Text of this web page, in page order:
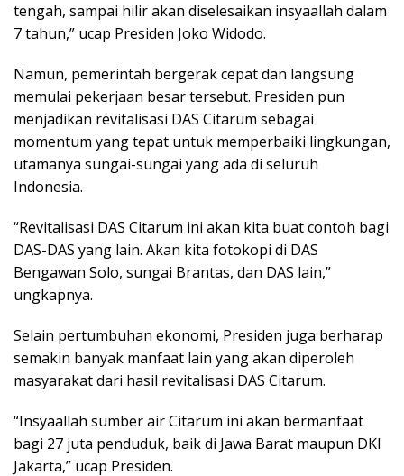
tengah, sampai hilir akan diselesaikan insyaallah dalam
7 tahun,” ucap Presiden Joko Widodo.
Namun, pemerintah bergerak cepat dan langsung
memulai pekerjaan besar tersebut. Presiden pun
menjadikan revitalisasi DAS Citarum sebagai
momentum yang tepat untuk memperbaiki lingkungan,
utamanya sungai-sungai yang ada di seluruh
Indonesia.
“Revitalisasi DAS Citarum ini akan kita buat contoh bagi
DAS-DAS yang lain. Akan kita fotokopi di DAS
Bengawan Solo, sungai Brantas, dan DAS lain,”
ungkapnya.
Selain pertumbuhan ekonomi, Presiden juga berharap
semakin banyak manfaat lain yang akan diperoleh
masyarakat dari hasil revitalisasi DAS Citarum.
“Insyaallah sumber air Citarum ini akan bermanfaat
bagi 27 juta penduduk, baik di Jawa Barat maupun DKI
Jakarta,” ucap Presiden.